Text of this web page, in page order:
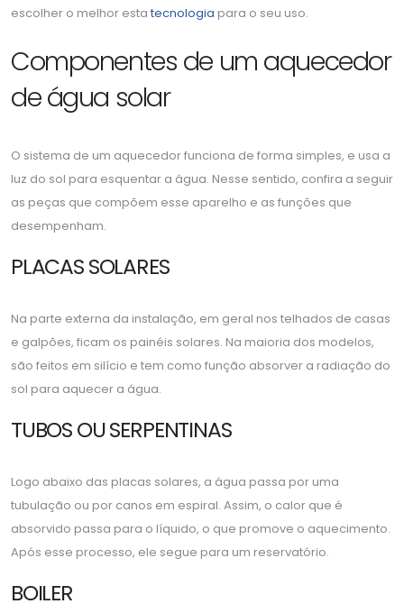
escolher o melhor esta tecnologia para o seu uso.
Componentes de um aquecedor
de água solar
O sistema de um aquecedor funciona de forma simples, e usa a
luz do sol para esquentar a água. Nesse sentido, confira a seguir
as peças que compõem esse aparelho e as funções que
desempenham.
PLACAS SOLARES
Na parte externa da instalação, em geral nos telhados de casas
e galpões, ficam os painéis solares. Na maioria dos modelos,
são feitos em silício e tem como função absorver a radiação do
sol para aquecer a água.
TUBOS OU SERPENTINAS
Logo abaixo das placas solares, a água passa por uma
tubulação ou por canos em espiral. Assim, o calor que é
absorvido passa para o líquido, o que promove o aquecimento.
Após esse processo, ele segue para um reservatório.
BOILER